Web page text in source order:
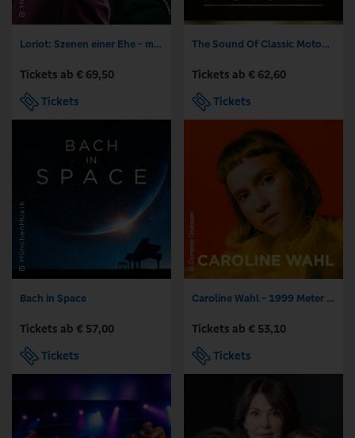
Loriot: Szenen einer Ehe - mit Senta Berger und Friedrich von Thun
Tickets ab € 69,50
Tickets
The Sound Of Classic Motown
Tickets ab € 62,60
Tickets
Bach in Space
Tickets ab € 57,00
Tickets
Caroline Wahl - 1999 Meter über dem Meer
Tickets ab € 53,10
Tickets